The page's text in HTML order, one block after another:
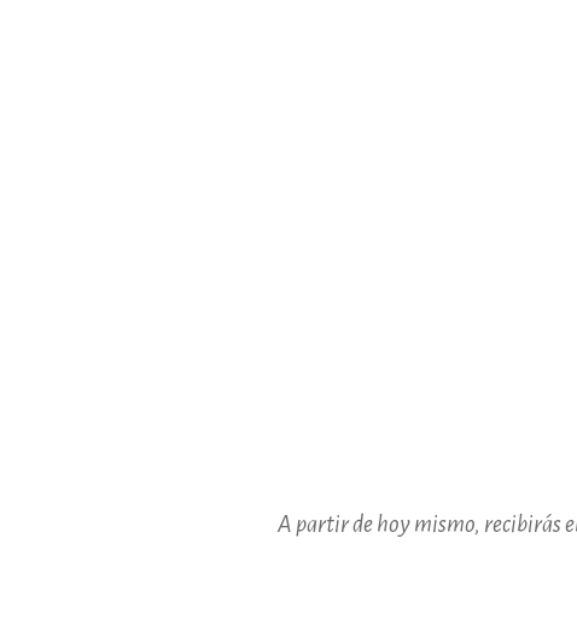
A partir de hoy mismo, recibirás